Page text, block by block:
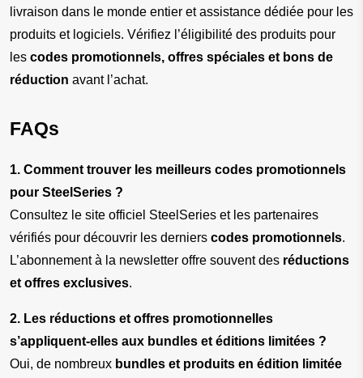
livraison dans le monde entier et assistance dédiée pour les
produits et logiciels. Vérifiez l’éligibilité des produits pour
les codes promotionnels, offres spéciales et bons de
réduction avant l’achat.
FAQs
1. Comment trouver les meilleurs codes promotionnels
pour SteelSeries ?
Consultez le site officiel SteelSeries et les partenaires
vérifiés pour découvrir les derniers codes promotionnels.
L’abonnement à la newsletter offre souvent des réductions
et offres exclusives.
2. Les réductions et offres promotionnelles
s’appliquent-elles aux bundles et éditions limitées ?
Oui, de nombreux bundles et produits en édition limitée